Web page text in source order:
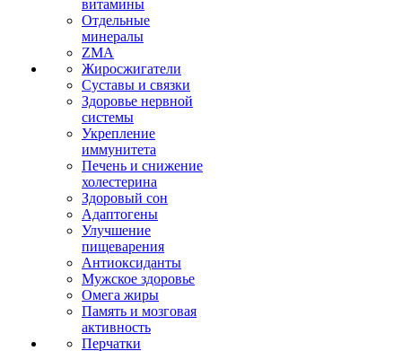
витамины
Отдельные
минералы
ZMA
Жиросжигатели
Суставы и связки
Здоровье нервной
системы
Укрепление
иммунитета
Печень и снижение
холестерина
Здоровый сон
Адаптогены
Улучшение
пищеварения
Антиоксиданты
Мужское здоровье
Омега жиры
Память и мозговая
активность
Перчатки